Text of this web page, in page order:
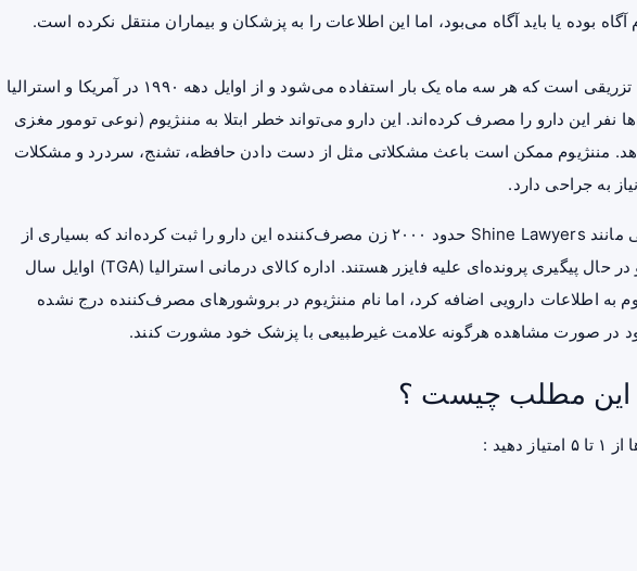
بوده یا باید آگاه می‌بود، اما این اطلاعات را به پزشکان و بیماران منتقل نکرده است.
دپو-پروورا یک داروی هورمونی تزریقی است که هر سه ماه یک بار استفاده می‌شود و از اوایل دهه ۱۹۹۰ در آمریکا و استرالیا
این دارو را مصرف کرده‌اند. این دارو می‌تواند خطر ابتلا به مننژیوم (نوعی تومور مغزی
مننژیوم ممکن است باعث مشکلاتی مثل از دست دادن حافظه، تشنج، سردرد و مشکلات
به جراحی دارد.
در استرالیا، شرکت‌های حقوقی مانند Shine Lawyers حدود ۲۰۰۰ زن مصرف‌کننده این دارو را ثبت کرده‌اند که بسیاری از
آن‌ها به مننژیوم مبتلا شده‌اند و در حال پیگیری پرونده‌ای علیه فایزر هستند. اداره کالای درمانی استرالیا (TGA) اوایل سال
به اطلاعات دارویی اضافه کرد، اما نام مننژیوم در بروشورهای مصرف‌کننده درج نشده
در صورت مشاهده هرگونه علامت غیرطبیعی با پزشک خود مشورت کنند.
این مطلب چیست ؟
: